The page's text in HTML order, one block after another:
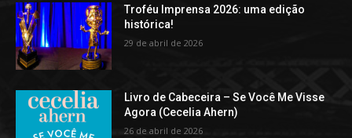
Troféu Imprensa 2026: uma edição
histórica!
29 de abril de 2026
Livro de Cabeceira – Se Você Me Visse
Agora (Cecelia Ahern)
26 de abril de 2026